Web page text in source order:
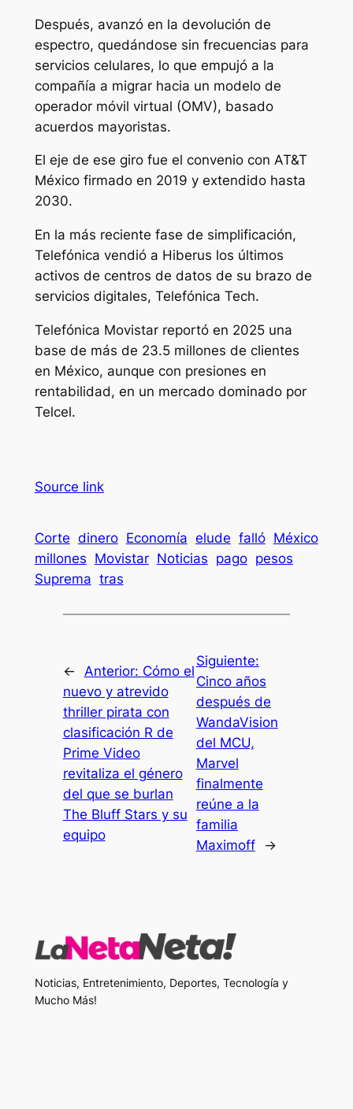
Después, avanzó en la devolución de
espectro, quedándose sin frecuencias para
servicios celulares, lo que empujó a la
compañía a migrar hacia un modelo de
operador móvil virtual (OMV), basado
acuerdos mayoristas.
El eje de ese giro fue el convenio con AT&T
México firmado en 2019 y extendido hasta
2030.
En la más reciente fase de simplificación,
Telefónica vendió a Hiberus los últimos
activos de centros de datos de su brazo de
servicios digitales, Telefónica Tech.
Telefónica Movistar reportó en 2025 una
base de más de 23.5 millones de clientes
en México, aunque con presiones en
rentabilidad, en un mercado dominado por
Telcel.
Source link
Corte dinero Economía elude falló México
millones Movistar Noticias pago pesos
Suprema tras
← Anterior: Cómo el
nuevo y atrevido
thriller pirata con
clasificación R de
Prime Video
revitaliza el género
del que se burlan
The Bluff Stars y su
equipo
Siguiente:
Cinco años
después de
WandaVision
del MCU,
Marvel
finalmente
reúne a la
familia
Maximoff
→
Noticias, Entretenimiento, Deportes, Tecnología y
Mucho Más!